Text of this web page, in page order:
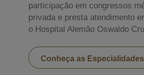
participação em congressos
privada e presta atendimento
o Hospital Alemão Oswaldo
Conheça as Especialidades